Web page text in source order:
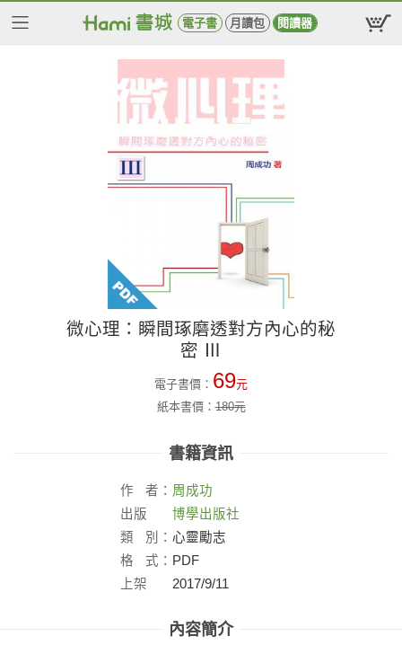
電子書 月讀包 閱讀器
微心理：瞬間琢磨透對方內心的秘
密 Ⅲ
電子書價： 69元
紙本書價：180元
書籍資訊
作 者： 周成功
出版
社：
博學出版社
類
別： 心靈勵志
格
式： PDF
上架
2017/9/11
內容簡介